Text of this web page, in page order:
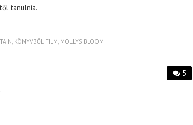
tanulnia.
, KÖNYVBŐL FILM, MOLLYS BLOOM
5